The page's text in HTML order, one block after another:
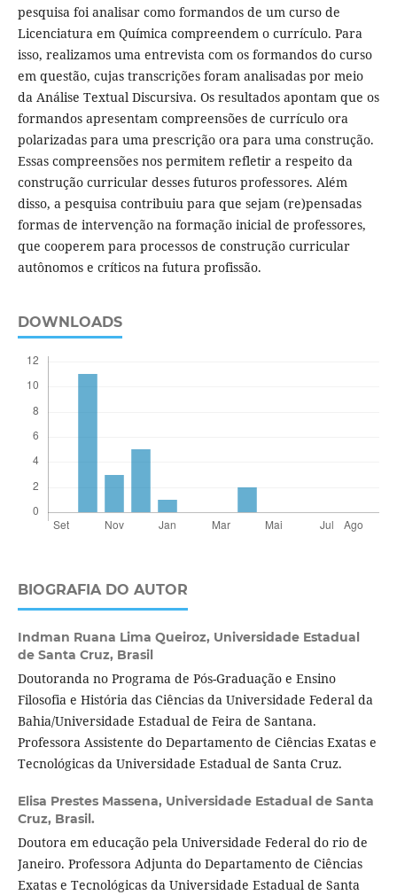
pesquisa foi analisar como formandos de um curso de
Licenciatura em Química compreendem o currículo. Para
isso, realizamos uma entrevista com os formandos do curso
em questão, cujas transcrições foram analisadas por meio
da Análise Textual Discursiva. Os resultados apontam que os
formandos apresentam compreensões de currículo ora
polarizadas para uma prescrição ora para uma construção.
Essas compreensões nos permitem refletir a respeito da
construção curricular desses futuros professores. Além
disso, a pesquisa contribuiu para que sejam (re)pensadas
formas de intervenção na formação inicial de professores,
que cooperem para processos de construção curricular
autônomos e críticos na futura profissão.
DOWNLOADS
BIOGRAFIA DO AUTOR
Indman Ruana Lima Queiroz, Universidade Estadual
de Santa Cruz, Brasil
Doutoranda no Programa de Pós-Graduação e Ensino
Filosofia e História das Ciências da Universidade Federal da
Bahia/Universidade Estadual de Feira de Santana.
Professora Assistente do Departamento de Ciências Exatas e
Tecnológicas da Universidade Estadual de Santa Cruz.
Elisa Prestes Massena, Universidade Estadual de Santa
Cruz, Brasil.
Doutora em educação pela Universidade Federal do rio de
Janeiro. Professora Adjunta do Departamento de Ciências
Exatas e Tecnológicas da Universidade Estadual de Santa